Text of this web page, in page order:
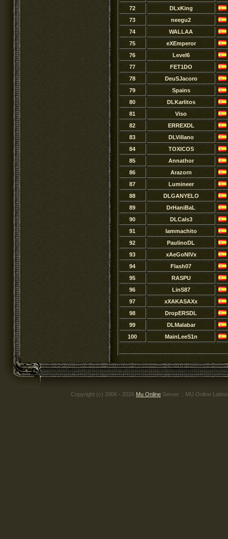
72
DLxKing
73
neegu2
74
WALLAA
75
eXEmperor
76
Level6
77
FET1DO
78
DeuSJacoro
79
Spains
80
DLKarlitos
81
Viso
82
ERREXDL
83
DLVillano
84
TOXlCOS
85
Annathor
86
Arazorn
87
Lumineer
88
DLGANYELO
89
DrHaniBaL
90
DLCals3
91
Iammachito
92
PaulinoDL
93
xAeGoNIVx
94
Flash07
95
RASPU
96
LinS87
97
xXAKASAXx
98
DropERSDL
99
DLMalabar
100
MainLeeS1n
Copyright (c) 2006 - 2026 Mu Online Server .: MU Online